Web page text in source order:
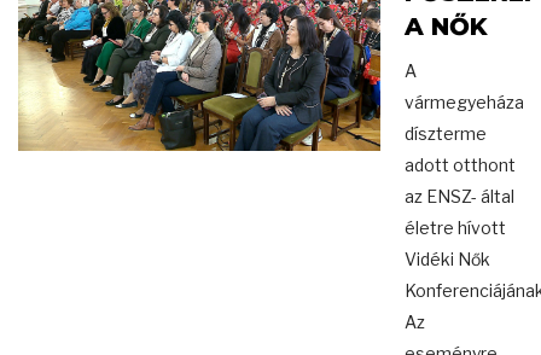
A NŐK
A
vármegyeháza
díszterme
adott otthont
az ENSZ- által
életre hívott
Vidéki Nők
Az